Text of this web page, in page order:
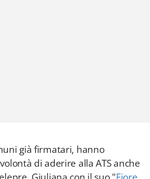
già firmatari, hanno
di aderire alla ATS anche